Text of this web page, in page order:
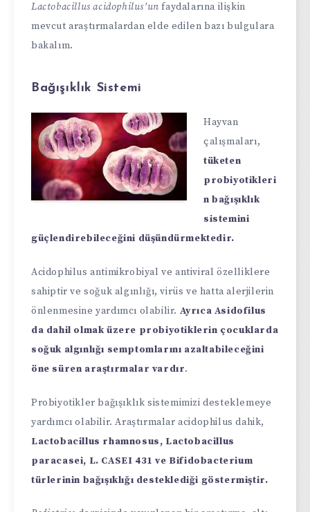
Lactobacillus acidophilus’un faydalarına ilişkin
mevcut araştırmalardan elde edilen bazı bulgulara
bakalım.
Bağışıklık Sistemi
Hayvan
çalışmaları,
tüketen
probiyotikleri
n bağışıklık
sistemini
güçlendirebileceğini düşündürmektedir.
Acidophilus antimikrobiyal ve antiviral özelliklere
sahiptir ve soğuk algınlığı, virüs ve hatta alerjilerin
önlenmesine yardımcı olabilir. Ayrıca Asidofilus
da dahil olmak üzere probiyotiklerin çocuklarda
soğuk algınlığı semptomlarını azaltabileceğini
öne süren araştırmalar vardır.
Probiyotikler bağışıklık sistemimizi desteklemeye
yardımcı olabilir. Araştırmalar acidophilus dahik,
Lactobacillus rhamnosus, Lactobacillus
paracasei, L. CASEI 431 ve Bifidobacterium
türlerinin bağışıklığı desteklediği göstermiştir.